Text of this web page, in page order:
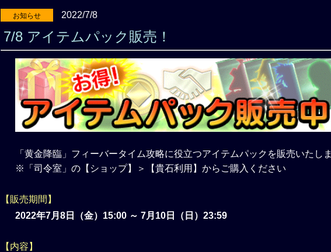
お知らせ 2022/7/8
7/8 アイテムパック販売！
「黄金降臨」フィーバータイム攻略に役立つアイテムパックを販売いたし
※「司令室」の【ショップ】＞【貴石利用】からご購入ください
【販売期間】
2022年7月8日（金）15:00 ～ 7月10日（日）23:59
【内容】